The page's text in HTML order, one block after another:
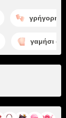
γρήγορη
γαμήσι